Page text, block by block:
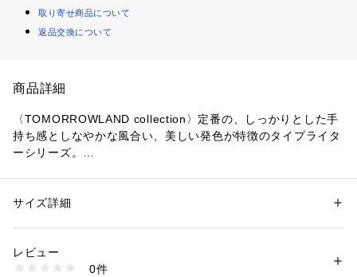
取り寄せ商品について
返品交換について
商品詳細
〈TOMORROWLAND collection〉定番の、しっかりとした手
持ち感としなやかな風合い、美しい発色が特徴のタイプライタ
ーシリーズ。
ブラウスはコンパクトなネックラインでミニマルな印象のフロ
肩先までかかるフレンチスリーブで一枚で着用しやすいのもポ
性別：レディース
素材：コットン100％
洗濯：手洗い、酸素系漂白剤可、タンブル乾燥可、自然乾燥、アイロン仕
上げ可、ドライ可、ウエットクリーニング可
サイズ詳細
レビュー
0件